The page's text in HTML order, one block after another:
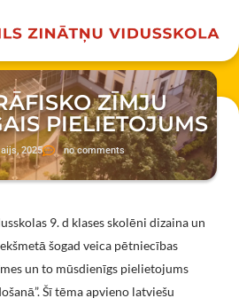
ZĪMJU
PIELIETOJUMS
2025 no comments
9. d klases skolēni dizaina un
šogad veica pētniecības
un to mūsdienīgs pielietojums
Šī tēma apvieno latviešu